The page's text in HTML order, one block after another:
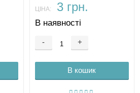
ЦІНА: 3 грн.
В наявності
- +
В кошик